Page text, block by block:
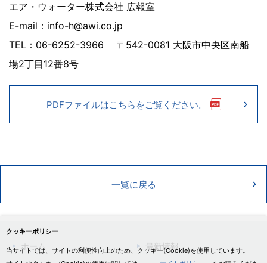
エア・ウォーター株式会社 広報室
E-mail：info-h@awi.co.jp
TEL：06-6252-3966 〒542-0081 大阪市中央区南船
場2丁目12番8号
PDFファイルはこちらをご覧ください。
一覧に戻る
クッキーポリシー
当サイトでは、サイトの利便性向上のため、クッキー(Cookie)を使用しています。
ホーム 最新情報